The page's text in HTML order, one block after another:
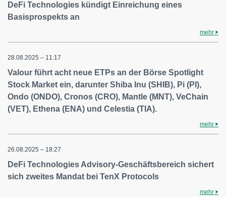
DeFi Technologies kündigt Einreichung eines
Basisprospekts an
mehr
28.08.2025 – 11:17
Valour führt acht neue ETPs an der Börse Spotlight
Stock Market ein, darunter Shiba Inu (SHIB), Pi (PI),
Ondo (ONDO), Cronos (CRO), Mantle (MNT), VeChain
(VET), Ethena (ENA) und Celestia (TIA).
mehr
26.08.2025 – 18:27
DeFi Technologies Advisory-Geschäftsbereich sichert
sich zweites Mandat bei TenX Protocols
mehr